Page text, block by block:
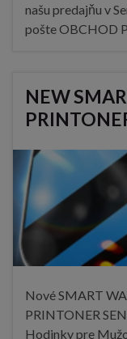
našu predajňu v
pošte OBCHOD
NEW
Nové SMART
PRINTONER
Hodinky pre